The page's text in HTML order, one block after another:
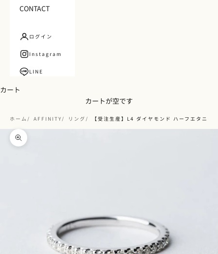
CONTACT
ログイン
Instagram
LINE
カート
カートが空です
ホーム AFFINITY リング 【受注生産】L4 ダイヤモンド ハーフエタニ
ズームイン